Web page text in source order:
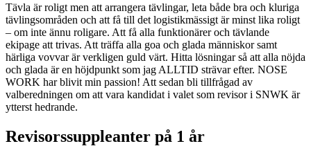
Tävla är roligt men att arrangera tävlingar, leta både bra och kluriga
tävlingsområden och att få till det logistikmässigt är minst lika roligt
– om inte ännu roligare. Att få alla funktionärer och tävlande
ekipage att trivas. Att träffa alla goa och glada människor samt
härliga vovvar är verkligen guld värt. Hitta lösningar så att alla nöjda
och glada är en höjdpunkt som jag ALLTID strävar efter. NOSE
WORK har blivit min passion! Att sedan bli tillfrågad av
valberedningen om att vara kandidat i valet som revisor i SNWK är
ytterst hedrande.
Revisorssuppleanter på 1 år